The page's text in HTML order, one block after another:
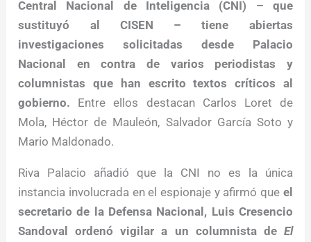
Central Nacional de Inteligencia (CNI) – que
sustituyó al CISEN – tiene abiertas
investigaciones solicitadas desde Palacio
Nacional en contra de varios periodistas y
columnistas que han escrito textos críticos al
gobierno. Entre ellos destacan Carlos Loret de
Mola, Héctor de Mauleón, Salvador García Soto y
Mario Maldonado.
Riva Palacio añadió que la CNI no es la única
instancia involucrada en el espionaje y afirmó que el
secretario de la Defensa Nacional, Luis Cresencio
Sandoval ordenó vigilar a un columnista de El